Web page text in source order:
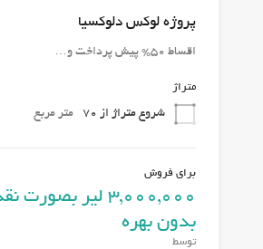
پروژه لوکس دلوکسیا
اقساط 50% پیش پرداخت و…
متراژ
شروع متراژ از 70 متر مربع
برای فروش
3,000,000 لیر
بدون بهره
توسط